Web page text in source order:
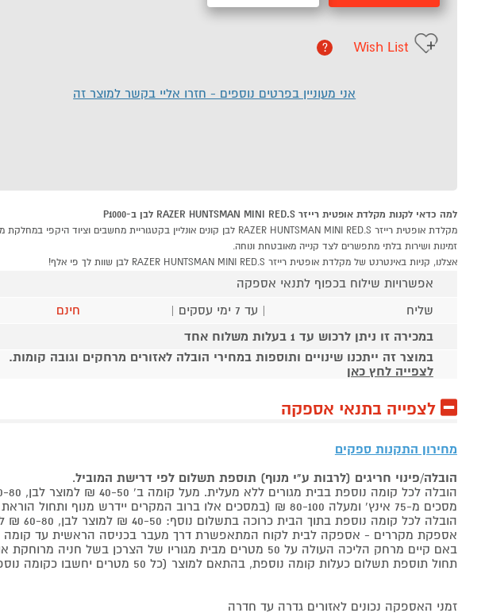
Wish List
?
אני מעוניין בפרטים נוספים - חזרו אליי בקשר למוצר זה
למה כדאי לקנות מקלדת אופטית רייזר RAZER HUNTSMAN MINI RED.S לבן ב-P1000
זמינות ושירות בלתי מתפשרים לצד קנייה מאובטחת ונוחה.
אצלנו, קניות באינטרנט של מקלדת אופטית רייזר RAZER HUNTSMAN MINI RED.S לבן שוות לך פי אלף!
אפשרויות שילוח בכפוף לתנאי אספקה
שליח
| עד 7 ימי עסקים |
חינם
במכירה זו ניתן לרכוש עד 1 בעלות משלוח אחד
במוצר זה ייתכנו שינויים ותוספות במחירי הובלה לאזורים מרחקים וגובה קומות.
לצפייה לחץ כאן
לצפייה בתנאי אספקה
מחירון התקנות ספקים
הובלה/פינוי חריגים (לרבות ע"י מנוף) תוספת תשלום לפי דרישת המוביל.
הובלה לכל קומה נוספת בבית מגורים ללא מעלית. מעל קומה ב' 40-50 ₪ למוצר לבן, 60-80 ₪ למקרר/מקפיא, מסכים עד 65 אינץ' בין 50-80 ₪
מסכים מ-75 אינץ' ומעלה 80-100 ₪ (במסכים אלו ברוב המקרים יידרש מנוף ותחול הוראת הובלה חריגה שלעיל. אם לא יידרש מנוף תחול תוספת הקומות כבר מהקומה הראשונה)
הובלה לכל קומה נוספת בתוך הבית כרוכה בתשלום נוסף: 40-50 ₪ למוצר לבן, 60-80 ₪ למקרר/מקפיא, מסכים עד 65 אינץ' בין 50-80 ₪, מסכים מ-75 אינץ' ומעלה 80-100 ₪.
אספקת מקררים - אספקה לבית לקוח המתאפשרת דרך מעבר בכניסה הראשית עד קומה ב' ללא פירוק
באם קיים מרחק הליכה העולה על 50 מטרים מבית מגוריו של הצרכן בשל חניה מרוחקת או חוסר גישה לביתו,
תחול תוספת תשלום כעלות קומה נוספת, בהתאם למוצר (כל 50 מטרים יחשבו כקומה נוספת).
זמני האספקה נכונים לאזורים גדרה עד חדרה